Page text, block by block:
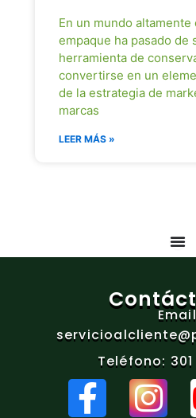
En un mundo
empaque ha pasado de
herramienta de
convertirse en un
de la estrategia de
marcas
LEER MÁS »
Teléfono:
F
I